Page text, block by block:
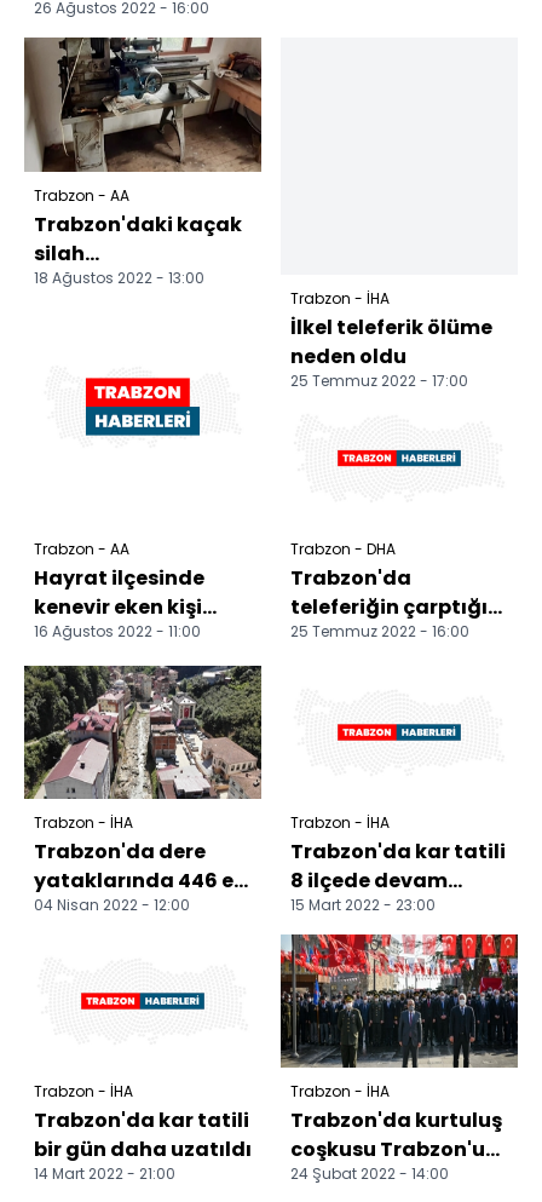
26 Ağustos 2022 - 16:00
Trabzon - AA
Trabzon'daki kaçak
silah
operasyonunda 2
18 Ağustos 2022 - 13:00
Trabzon - AA
Hayrat ilçesinde
kenevir eken kişi
yakalandı
16 Ağustos 2022 - 11:00
Trabzon - İHA
İlkel teleferik ölüme
neden oldu
25 Temmuz 2022 - 17:00
Trabzon - DHA
Trabzon'da
teleferiğin çarptığı
kadın öldü
25 Temmuz 2022 - 16:00
Trabzon - İHA
Trabzon'da dere
yataklarında 446 ev
sel ve taşkın riski
04 Nisan 2022 - 12:00
Trabzon - İHA
Trabzon'da kar tatili
8 ilçede devam
ediyor
15 Mart 2022 - 23:00
Trabzon - İHA
Trabzon'da kar tatili
bir gün daha uzatıldı
14 Mart 2022 - 21:00
Trabzon - İHA
Trabzon'da kurtuluş
coşkusu Trabzon'un
düşman işgalinden
24 Şubat 2022 - 14:00